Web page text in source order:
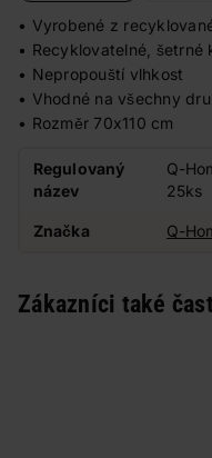
• Vyrobené z
• Recyklovatelné, šetrné
• Nepropouští vlhkost
• Vhodné na všechny
• Rozměr 70x110 cm
Regulovaný
název
Q-
25ks
Značka Q-
Zákazníci také